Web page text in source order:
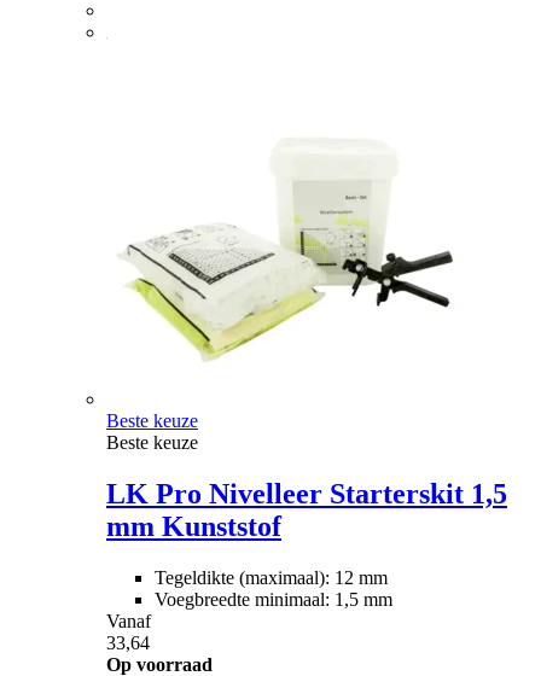
Beste keuze
Beste keuze
LK Pro Nivelleer Starterskit 1,5
mm Kunststof
Tegeldikte (maximaal): 12 mm
Voegbreedte minimaal: 1,5 mm
Vanaf
33,64
Op voorraad